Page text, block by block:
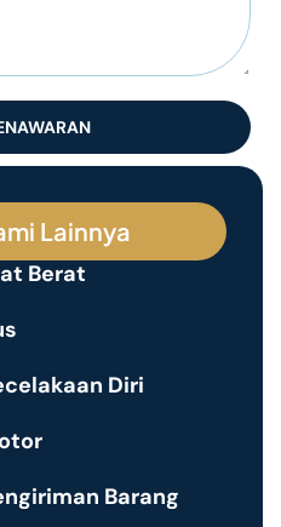
Lainnya
Berat
Diri
Barang